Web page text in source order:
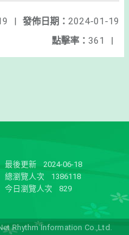
發佈日期： 2024-01-19
|
點擊率： 361 |
最後更新
2024-06-18
總瀏覽人次
1386118
今日瀏覽人次
829
Rhythm Information Co.,Ltd.